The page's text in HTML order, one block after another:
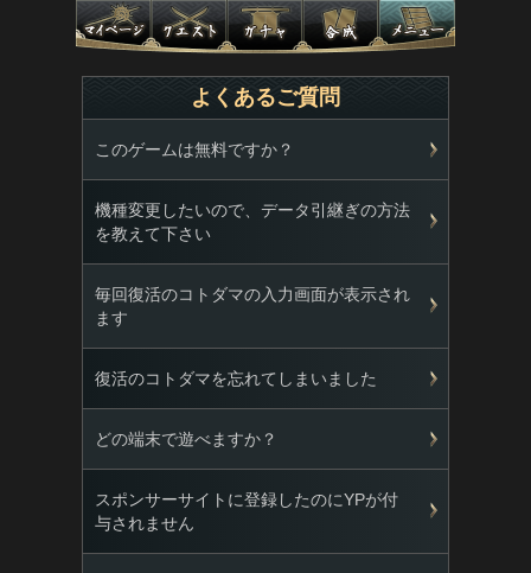
よくあるご質問
このゲームは無料ですか？
機種変更したいので、データ引継ぎの方法
を教えて下さい
毎回復活のコトダマの入力画面が表示され
ます
復活のコトダマを忘れてしまいました
どの端末で遊べますか？
スポンサーサイトに登録したのにYPが付
与されません